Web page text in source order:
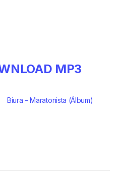
MP3
Biura – Maratonista (Álbum)